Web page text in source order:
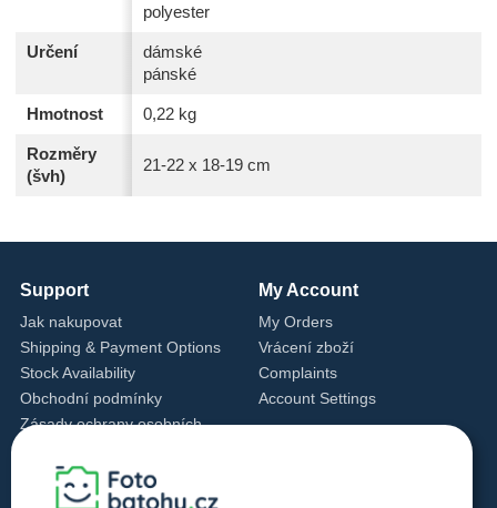
polyester
Určení
dámské
pánské
Hmotnost 0,22 kg
Rozměry
(švh)
21-22 x 18-19 cm
Support
Jak nakupovat
Shipping & Payment Options
Stock Availability
Obchodní podmínky
Zásady ochrany osobních
Cookie Settings
Cookie Policy
My Account
My Orders
Vrácení zboží
Complaints
Account Settings